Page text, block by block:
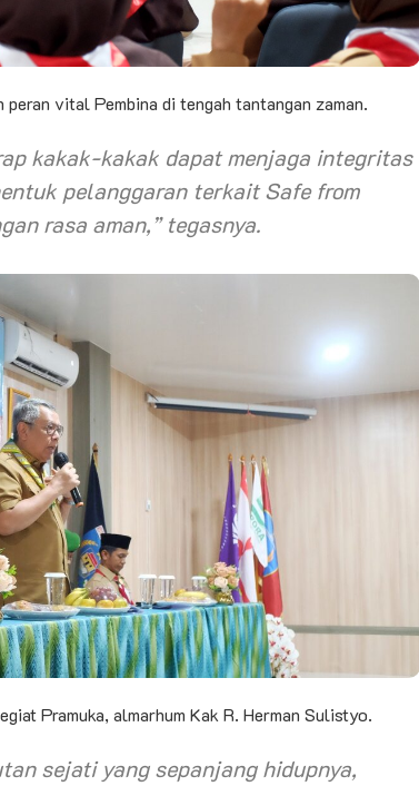
peran vital Pembina di tengah tantangan zaman.
kakak-kakak dapat menjaga integritas
pelanggaran terkaitSafe from
rasa aman,” tegasnya.
Pramuka, almarhum Kak R. Herman Sulistyo.
sejati yang sepanjang hidupnya,